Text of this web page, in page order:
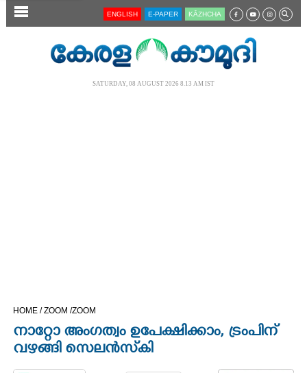
SECTIONS ENGLISH E-PAPER KĀZHCHA
SATURDAY, 08 AUGUST 2026 8.13 AM IST
HOME /ZOOM /ZOOM
നാറ്റോ അംഗത്വം ഉപേക്ഷിക്കാം, ട്രംപിന്
വഴങ്ങി സെലൻസ്‌കി